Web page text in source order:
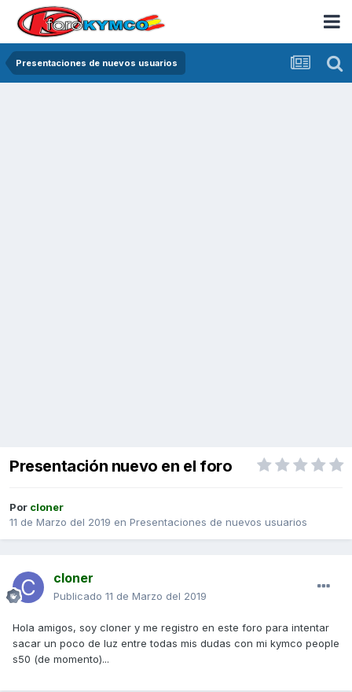
Presentaciones de nuevos usuarios
Presentación nuevo en el foro
Por cloner
11 de Marzo del 2019 en Presentaciones de nuevos usuarios
cloner
Publicado 11 de Marzo del 2019
Hola amigos, soy cloner y me registro en este foro para intentar
sacar un poco de luz entre todas mis dudas con mi kymco people
s50 (de momento)...